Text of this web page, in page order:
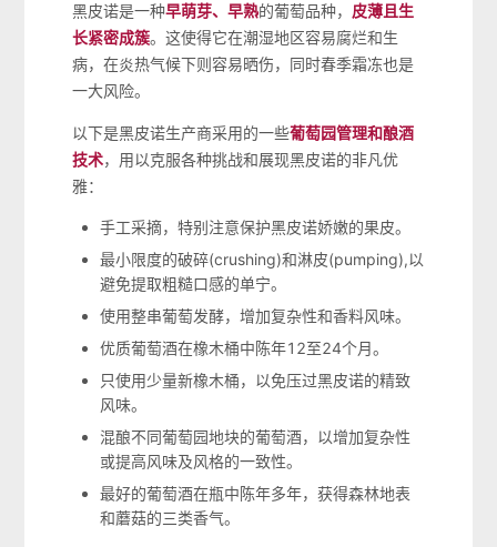
黑皮诺是一种早萌芽、早熟的葡萄品种， 皮薄且生
长紧密成簇。这使得它在潮湿地区容易腐烂和生
病，在炎热气候下则容易晒伤，同时春季霜冻也是
一大风险。
以下是黑皮诺生产商采用的一些葡萄园管理和酿酒
技术，用以克服各种挑战和展现黑皮诺的非凡优
雅：
手工采摘，特别注意保护黑皮诺娇嫩的果皮。
最小限度的破碎(crushing)和淋皮(pumping),以
避免提取粗糙口感的单宁。
使用整串葡萄发酵，增加复杂性和香料风味。
优质葡萄酒在橡木桶中陈年12至24个月。
只使用少量新橡木桶，以免压过黑皮诺的精致
风味。
混酿不同葡萄园地块的葡萄酒，以增加复杂性
或提高风味及风格的一致性。
最好的葡萄酒在瓶中陈年多年，获得森林地表
和蘑菇的三类香气。